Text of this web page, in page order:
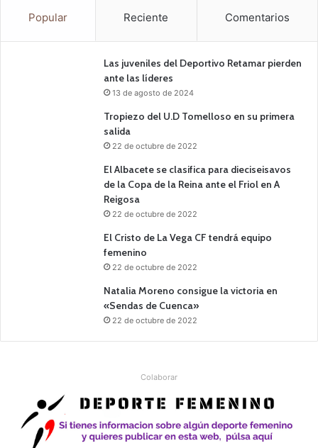
Popular Reciente Comentarios
Las juveniles del Deportivo Retamar pierden
ante las líderes
13 de agosto de 2024
Tropiezo del U.D Tomelloso en su primera
salida
22 de octubre de 2022
El Albacete se clasifica para dieciseisavos
de la Copa de la Reina ante el Friol en A
Reigosa
22 de octubre de 2022
El Cristo de La Vega CF tendrá equipo
femenino
22 de octubre de 2022
Natalia Moreno consigue la victoria en
«Sendas de Cuenca»
22 de octubre de 2022
Colaborar